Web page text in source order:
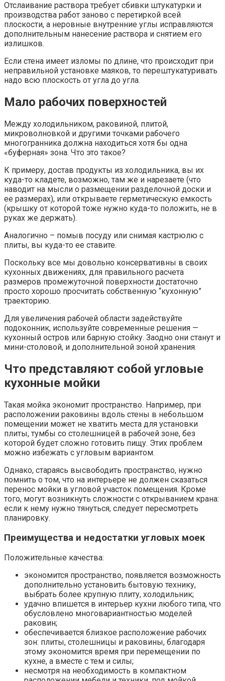
Отслаивание раствора требует сбивки штукатурки и
производства работ заново с перетиркой всей
плоскости, а неровные внутренние углы исправляются
дополнительным нанесение раствора и снятием его
излишков.
Если стена имеет изломы по длине, что происходит при
неправильной установке маяков, то перештукатуривать
надо всю плоскость от угла до угла.
Мало рабочих поверхностей
Между холодильником, раковиной, плитой,
микроволновкой и другими точками рабочего
многогранника должна находиться хотя бы одна
«буферная» зона. Что это такое?
К примеру, достав продукты из холодильника, вы их
куда-то кладете, возможно, там же и нарезаете (что
наводит на мысли о размещении разделочной доски и
ее размерах), или открываете герметическую емкость
(крышку от которой тоже нужно куда-то положить, не в
руках же держать).
Аналогично – помыв посуду или снимая кастрюлю с
плиты, вы куда-то ее ставите.
Поскольку все мы довольно консервативны в своих
кухонных движениях, для правильного расчета
размеров промежуточной поверхности достаточно
просто хорошо просчитать собственную “кухонную”
траекторию.
Для увеличения рабочей области задействуйте
подоконник, используйте современные решения —
кухонный остров или барную стойку. Заодно они станут и
мини-столовой, и дополнительной зоной хранения.
Что представляют собой угловые
кухонные мойки
Такая мойка экономит пространство. Например, при
расположении раковины вдоль стены в небольшом
помещении может не хватить места для установки
плиты, тумбы со столешницей в рабочей зоне, без
которой будет сложно готовить пищу. Этих проблем
можно избежать с угловым вариантом.
Однако, стараясь высвободить пространство, нужно
помнить о том, что на интерьере не должен сказаться
перенос мойки в угловой участок помещения. Кроме
того, могут возникнуть сложности с открыванием крана:
если к нему нужно тянуться, следует пересмотреть
планировку.
Преимущества и недостатки угловых моек
Положительные качества:
экономится пространство, появляется возможность
дополнительно установить бытовую технику,
выбрать более крупную плиту, холодильник;
удачно впишется в интерьер кухни любого типа, что
обусловлено многовариантностью моделей
раковин;
обеспечивается близкое расположение рабочих
зон: плиты, столешницы и раковины, благодаря
этому экономится время при перемещении по
кухне, а вместе с тем и силы;
несмотря на необходимость в компактном